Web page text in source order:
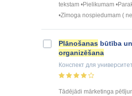
tekstam •Pielikumam
•Zīmoga nospiedumam ( ne
Plānošanas būtība un
organizēšana
Конспект для
Tādējādi mārketinga